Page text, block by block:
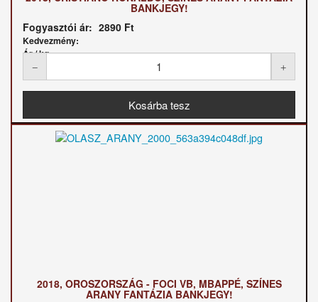
BANKJEGY!
Fogyasztói ár: 2890 Ft
Kedvezmény:
Ár / kg:
2018, OROSZORSZÁG - FOCI VB, MBAPPÉ, SZÍNES
ARANY FANTÁZIA BANKJEGY!